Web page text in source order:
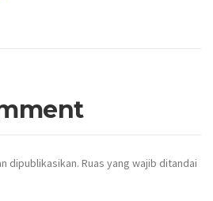
dipublikasikan. Ruas yang wajib ditandai